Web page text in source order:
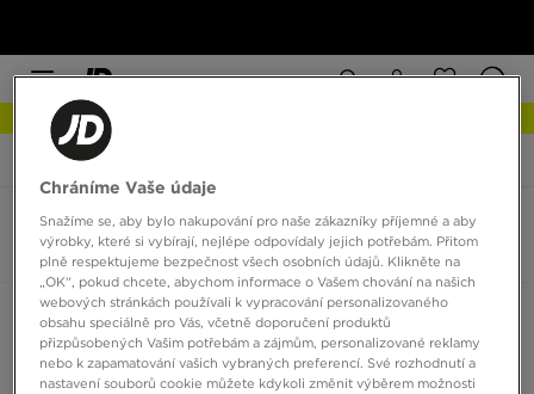
JD Sports Nanny State Travis
Nanny State Travis
0 produktů
Seřadit:Doporučené Filtrovat
Chráníme Vaše údaje
Snažíme se, aby bylo nakupování pro naše zákazníky příjemné a aby
výrobky, které si vybírají, nejlépe odpovídaly jejich potřebám. Přitom
plně respektujeme bezpečnost všech osobních údajů. Klikněte na
„OK“, pokud chcete, abychom informace o Vašem chování na našich
webových stránkách používali k vypracování personalizovaného
obsahu speciálně pro Vás, včetně doporučení produktů
přizpůsobených Vašim potřebám a zájmům, personalizované reklamy
nebo k zapamatování vašich vybraných preferencí. Své rozhodnutí a
nastavení souborů cookie můžete kdykoli změnit výběrem možnosti